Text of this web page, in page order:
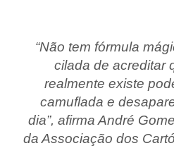
“Não tem fórmula
cilada de acreditar
realmente existe
camuflada e
dia”, afirma André
da Associação dos